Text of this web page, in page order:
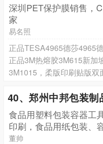
深圳PET保护膜销售，
家
易名照
3M1015，柔版印刷贴版双
40、郑州中邦包装制
食品用塑料包装容器工
印刷，食品用纸包装、
董帅